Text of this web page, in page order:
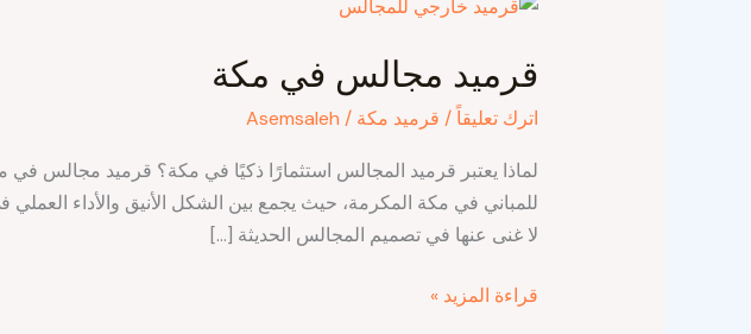
قرميد مجالس في مكة
اترك تعليقاً / قرميد مكة /
Asemsaleh
لماذا يعتبر قرميد المجالس استثمارًا ذكيًا في مكة؟ قرميد مجالس
للمباني في مكة المكرمة، حيث يجمع بين الشكل الأنيق والأداء
لا غنى عنها في تصميم المجالس الحديثة […]
في
مكة
قراءة المزيد »